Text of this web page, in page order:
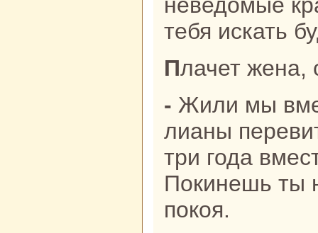
тебя искать
Плачет
- Жили мы вместе - кoрни горькoй
лианы
три года
Покинешь ты
покoя.